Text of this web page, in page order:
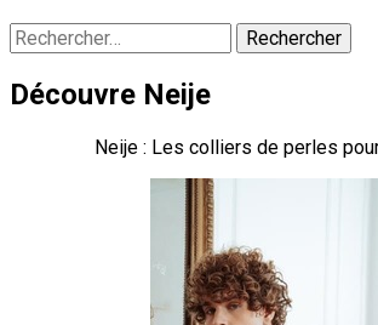
Rechercher :
Découvre Neije
Neije : Les colliers de perles